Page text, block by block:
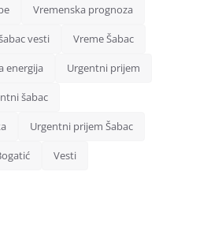
Vremenska prognoza
vesti Vreme Šabac
energija Urgentni prijem
šabac
Urgentni prijem Šabac
Vesti